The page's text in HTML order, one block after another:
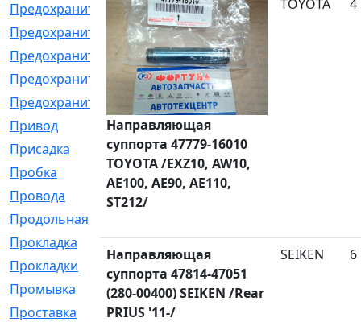
Предохранитель
[32]
Предохранитель_б
[18]
Предохранитель_м
[21]
Предохранитель_фл.[13]
Предохранительная
[2]
Привод
[198]
Присадка
[2]
Пробка
[1]
Провода
[231]
Продольная
Прокладка
[2726]
Прокладки
Промывка
[13]
Проставка
[58]
Направляющая
суппорта 47779-16010
TOYOTA /EXZ10, AW10,
AE100, AE90, AE110,
ST212/
TOYOTA 4
Направляющая
суппорта 47814-47051
(280-00400) SEIKEN /Rear
PRIUS '11-/
SEIKEN 6